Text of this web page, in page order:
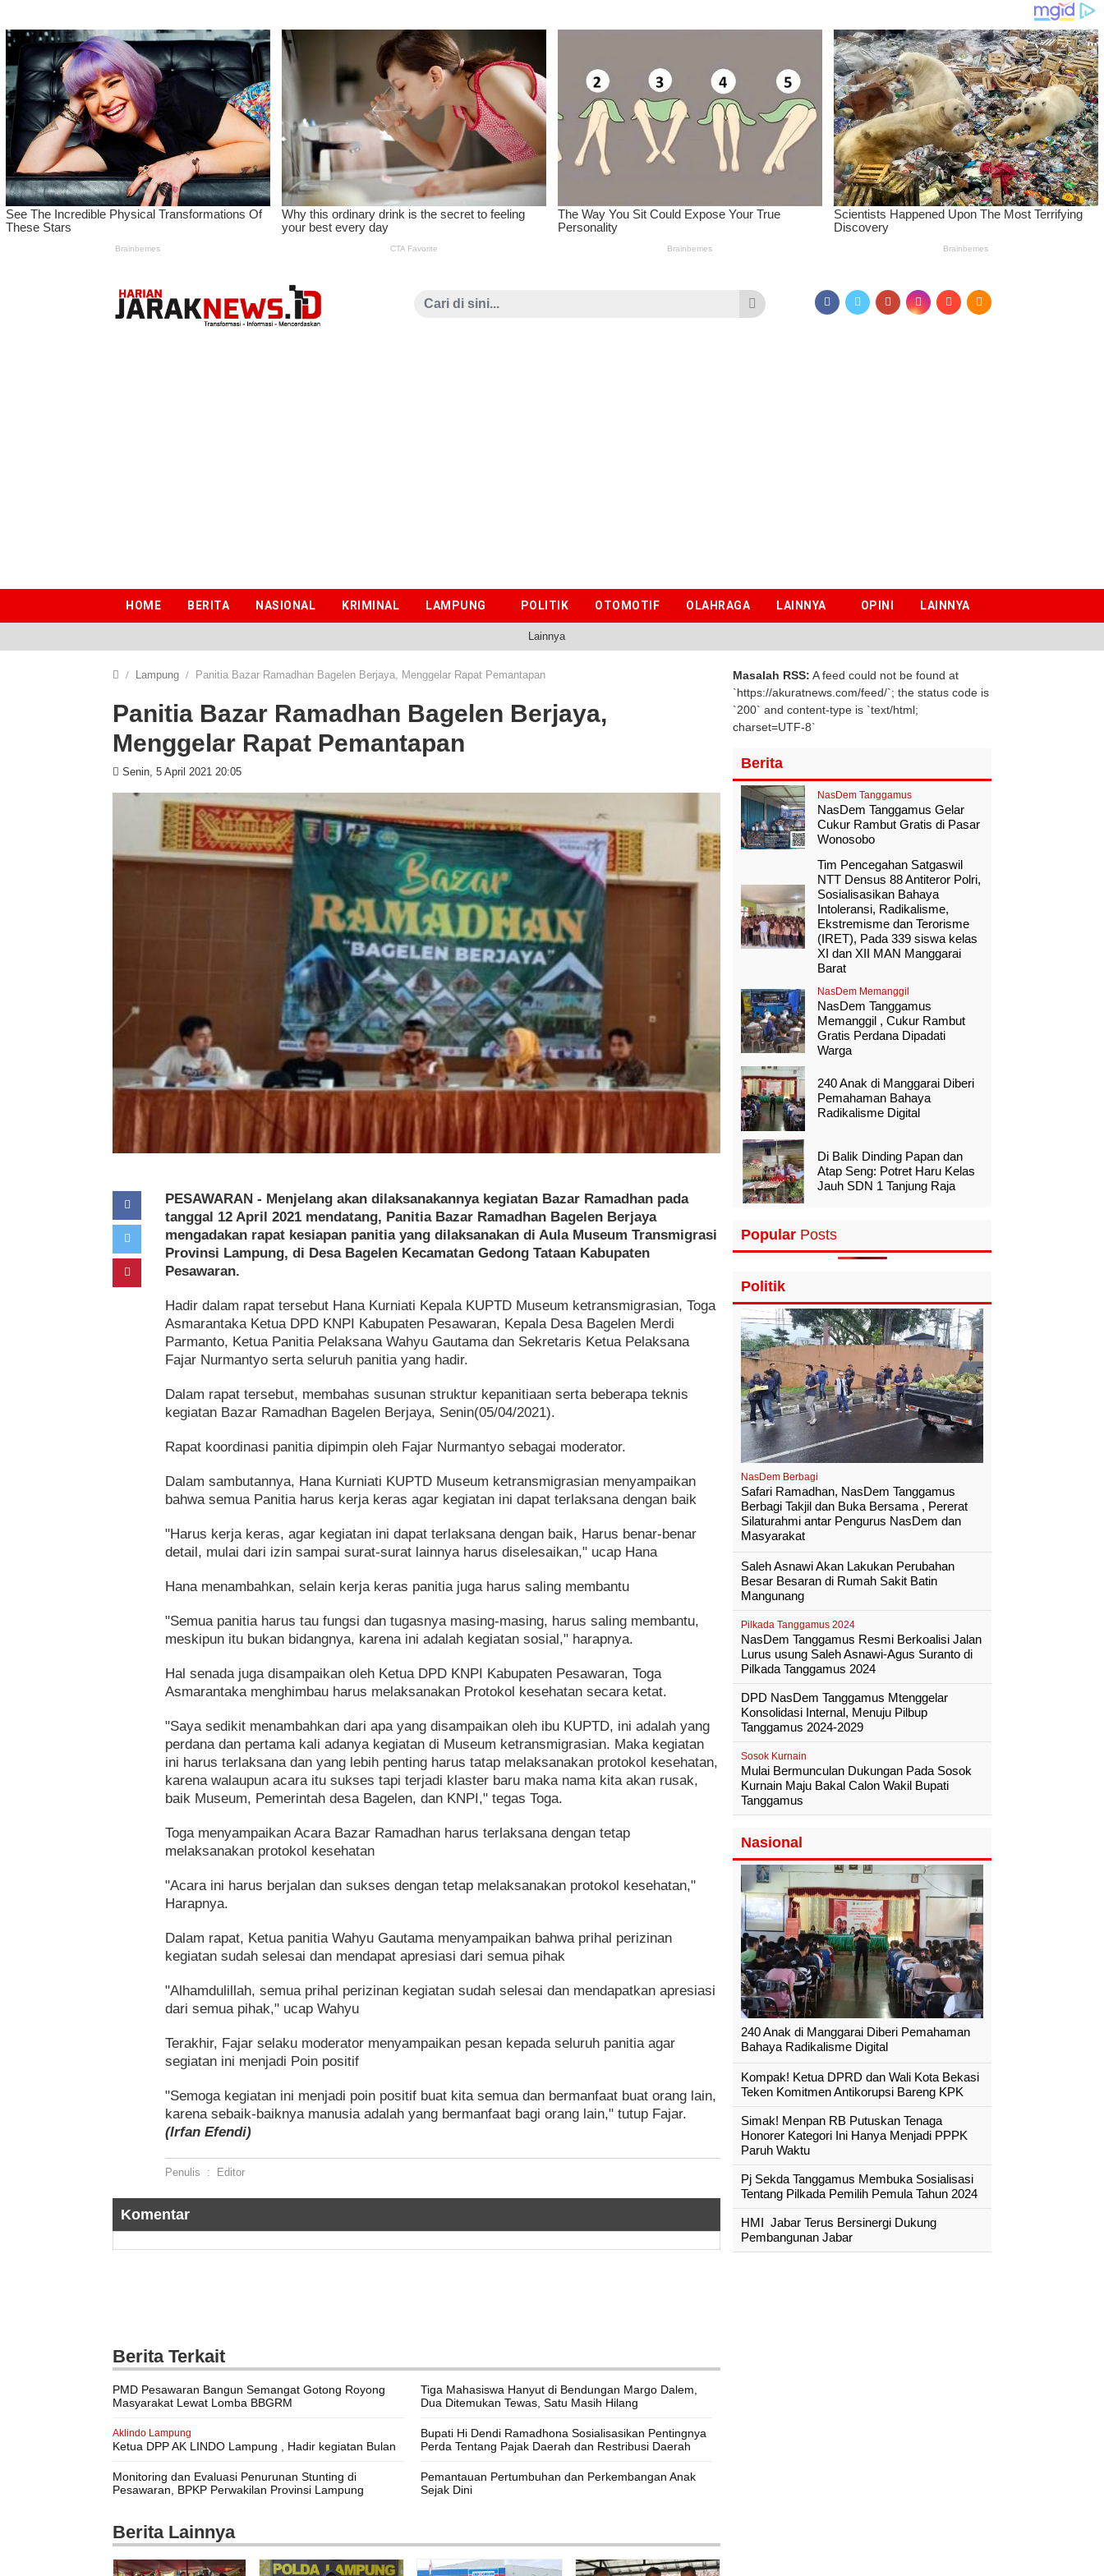
HOME BERITA NASIONAL KRIMINAL LAMPUNG POLITIK OTOMOTIF OLAHRAGA LAINNYA OPINI LAINNYA
Lainnya
Lampung Panitia Bazar Ramadhan Bagelen Berjaya, Menggelar Rapat Pemantapan
Panitia Bazar Ramadhan Bagelen Berjaya,
Menggelar Rapat Pemantapan
Senin, 5 April 2021 20:05
PESAWARAN - Menjelang akan dilaksanakannya kegiatan Bazar Ramadhan pada
tanggal 12 April 2021 mendatang, Panitia Bazar Ramadhan Bagelen Berjaya
mengadakan rapat kesiapan panitia yang dilaksanakan di Aula Museum Transmigrasi
Provinsi Lampung, di Desa Bagelen Kecamatan Gedong Tataan Kabupaten
Pesawaran.
Hadir dalam rapat tersebut Hana Kurniati Kepala KUPTD Museum ketransmigrasian, Toga
Asmarantaka Ketua DPD KNPI Kabupaten Pesawaran, Kepala Desa Bagelen Merdi
Parmanto, Ketua Panitia Pelaksana Wahyu Gautama dan Sekretaris Ketua Pelaksana
Fajar Nurmantyo serta seluruh panitia yang hadir.
Dalam rapat tersebut, membahas susunan struktur kepanitiaan serta beberapa teknis
kegiatan Bazar Ramadhan Bagelen Berjaya, Senin(05/04/2021).
Rapat koordinasi panitia dipimpin oleh Fajar Nurmantyo sebagai moderator.
Dalam sambutannya, Hana Kurniati KUPTD Museum ketransmigrasian menyampaikan
bahwa semua Panitia harus kerja keras agar kegiatan ini dapat terlaksana dengan baik
"Harus kerja keras, agar kegiatan ini dapat terlaksana dengan baik, Harus benar-benar
detail, mulai dari izin sampai surat-surat lainnya harus diselesaikan," ucap Hana
Hana menambahkan, selain kerja keras panitia juga harus saling membantu
"Semua panitia harus tau fungsi dan tugasnya masing-masing, harus saling membantu,
meskipun itu bukan bidangnya, karena ini adalah kegiatan sosial," harapnya.
Hal senada juga disampaikan oleh Ketua DPD KNPI Kabupaten Pesawaran, Toga
Asmarantaka menghimbau harus melaksanakan Protokol kesehatan secara ketat.
"Saya sedikit menambahkan dari apa yang disampaikan oleh ibu KUPTD, ini adalah yang
perdana dan pertama kali adanya kegiatan di Museum ketransmigrasian. Maka kegiatan
ini harus terlaksana dan yang lebih penting harus tatap melaksanakan protokol kesehatan,
karena walaupun acara itu sukses tapi terjadi klaster baru maka nama kita akan rusak,
baik Museum, Pemerintah desa Bagelen, dan KNPI," tegas Toga.
Toga menyampaikan Acara Bazar Ramadhan harus terlaksana dengan tetap
melaksanakan protokol kesehatan
"Acara ini harus berjalan dan sukses dengan tetap melaksanakan protokol kesehatan,"
Harapnya.
Dalam rapat, Ketua panitia Wahyu Gautama menyampaikan bahwa prihal perizinan
kegiatan sudah selesai dan mendapat apresiasi dari semua pihak
"Alhamdulillah, semua prihal perizinan kegiatan sudah selesai dan mendapatkan apresiasi
dari semua pihak," ucap Wahyu
Terakhir, Fajar selaku moderator menyampaikan pesan kepada seluruh panitia agar
segiatan ini menjadi Poin positif
"Semoga kegiatan ini menjadi poin positif buat kita semua dan bermanfaat buat orang lain,
karena sebaik-baiknya manusia adalah yang bermanfaat bagi orang lain," tutup Fajar.
(Irfan Efendi)
Penulis : Editor
Komentar
Berita Terkait
PMD Pesawaran Bangun Semangat Gotong Royong
Masyarakat Lewat Lomba BBGRM
Tiga Mahasiswa Hanyut di Bendungan Margo Dalem,
Dua Ditemukan Tewas, Satu Masih Hilang
Aklindo Lampung
Ketua DPP AK LINDO Lampung , Hadir kegiatan Bulan
Bupati Hi Dendi Ramadhona Sosialisasikan Pentingnya
Perda Tentang Pajak Daerah dan Restribusi Daerah
Monitoring dan Evaluasi Penurunan Stunting di
Pesawaran, BPKP Perwakilan Provinsi Lampung
Pemantauan Pertumbuhan dan Perkembangan Anak
Sejak Dini
Berita Lainnya
Masalah RSS: A feed could not be found at
`https://akuratnews.com/feed/`; the status code is
`200` and content-type is `text/html;
charset=UTF-8`
Berita
NasDem Tanggamus
NasDem Tanggamus Gelar
Cukur Rambut Gratis di Pasar
Wonosobo
Tim Pencegahan Satgaswil
NTT Densus 88 Antiteror Polri,
Sosialisasikan Bahaya
Intoleransi, Radikalisme,
Ekstremisme dan Terorisme
(IRET), Pada 339 siswa kelas
XI dan XII MAN Manggarai
Barat
NasDem Memanggil
NasDem Tanggamus
Memanggil , Cukur Rambut
Gratis Perdana Dipadati
Warga
240 Anak di Manggarai Diberi
Pemahaman Bahaya
Radikalisme Digital
Di Balik Dinding Papan dan
Atap Seng: Potret Haru Kelas
Jauh SDN 1 Tanjung Raja
Popular Posts
Politik
NasDem Berbagi
Safari Ramadhan, NasDem Tanggamus
Berbagi Takjil dan Buka Bersama , Pererat
Silaturahmi antar Pengurus NasDem dan
Masyarakat
Saleh Asnawi Akan Lakukan Perubahan
Besar Besaran di Rumah Sakit Batin
Mangunang
Pilkada Tanggamus 2024
NasDem Tanggamus Resmi Berkoalisi Jalan
Lurus usung Saleh Asnawi-Agus Suranto di
Pilkada Tanggamus 2024
DPD NasDem Tanggamus Mtenggelar
Konsolidasi Internal, Menuju Pilbup
Tanggamus 2024-2029
Sosok Kurnain
Mulai Bermunculan Dukungan Pada Sosok
Kurnain Maju Bakal Calon Wakil Bupati
Tanggamus
Nasional
240 Anak di Manggarai Diberi Pemahaman
Bahaya Radikalisme Digital
Kompak! Ketua DPRD dan Wali Kota Bekasi
Teken Komitmen Antikorupsi Bareng KPK
Simak! Menpan RB Putuskan Tenaga
Honorer Kategori Ini Hanya Menjadi PPPK
Paruh Waktu
Pj Sekda Tanggamus Membuka Sosialisasi
Tentang Pilkada Pemilih Pemula Tahun 2024
HMI Jabar Terus Bersinergi Dukung
Pembangunan Jabar